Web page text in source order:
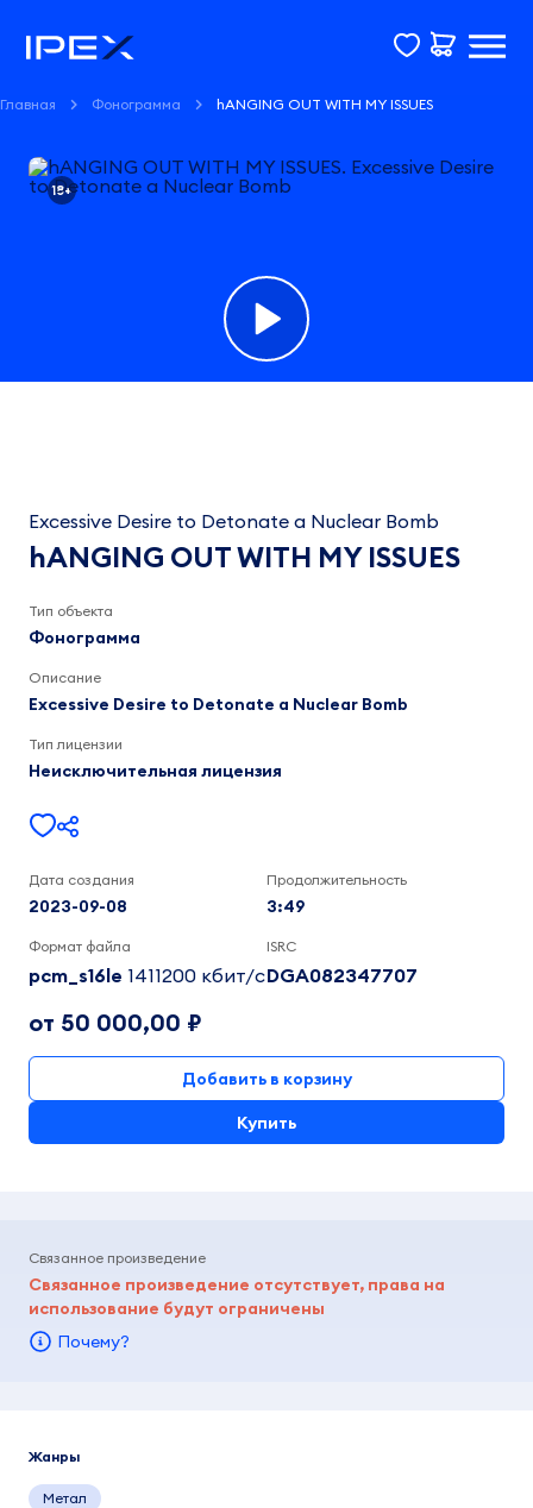
Главная Фонограмма hANGING OUT WITH MY ISSUES
18+
OUT
WITH
ISSUES
Excessive
Desire
Detonate
Bomb
3:49
Excessive Desire to Detonate a Nuclear Bomb
hANGING OUT WITH MY ISSUES
Тип объекта
Фонограмма
Описание
Excessive Desire to Detonate a Nuclear Bomb
Тип лицензии
Неисключительная лицензия
Дата создания
2023-09-08
Продолжительность
3:49
Формат файла
pcm_s16le 1411200 кбит/c
ISRC
DGA082347707
от 50 000,00 ₽
Добавить в корзину
Купить
Связанное произведение
Связанное произведение отсутствует, права на
использование будут ограничены
Почему?
Жанры
Метал